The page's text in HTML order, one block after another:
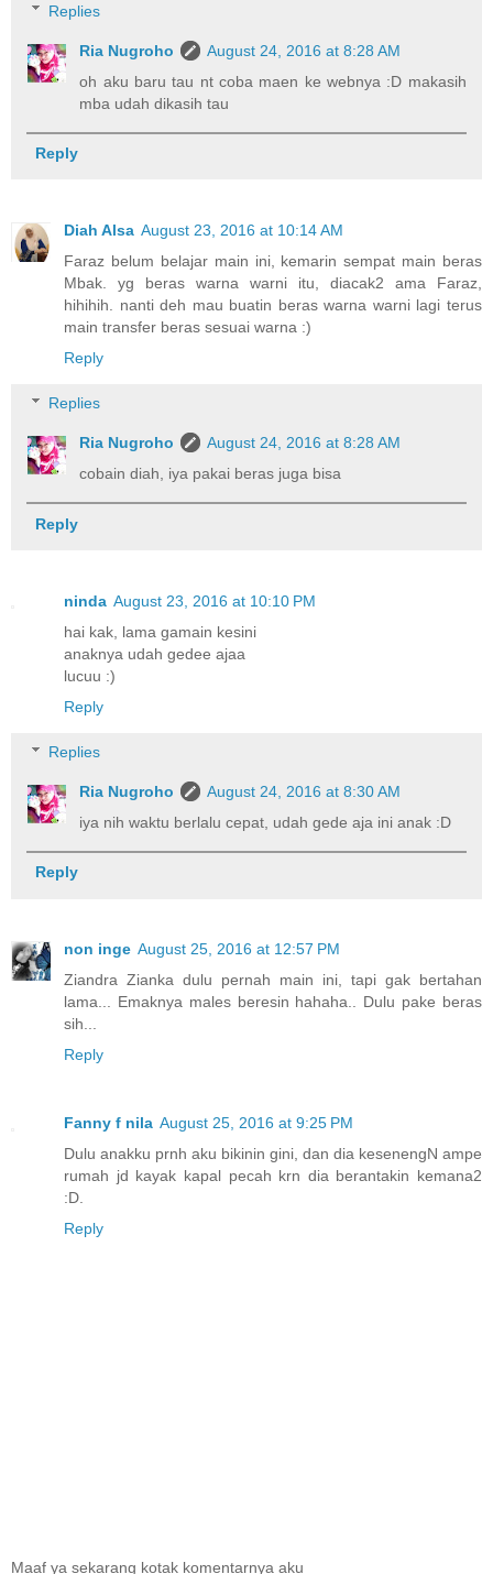
Replies
Ria Nugroho
August 24, 2016 at 8:28 AM
oh aku baru tau nt coba maen ke webnya :D makasih
mba udah dikasih tau
Reply
Diah Alsa August 23, 2016 at 10:14 AM
Faraz belum belajar main ini, kemarin sempat main beras
Mbak. yg beras warna warni itu, diacak2 ama Faraz,
hihihih. nanti deh mau buatin beras warna warni lagi terus
main transfer beras sesuai warna :)
Reply
Replies
Ria Nugroho
August 24, 2016 at 8:28 AM
cobain diah, iya pakai beras juga bisa
Reply
ninda August 23, 2016 at 10:10 PM
hai kak, lama gamain kesini
anaknya udah gedee ajaa
lucuu :)
Reply
Replies
Ria Nugroho
August 24, 2016 at 8:30 AM
iya nih waktu berlalu cepat, udah gede aja ini anak :D
Reply
non inge August 25, 2016 at 12:57 PM
Ziandra Zianka dulu pernah main ini, tapi gak bertahan
lama... Emaknya males beresin hahaha.. Dulu pake beras
sih...
Reply
Fanny f nila August 25, 2016 at 9:25 PM
Dulu anakku prnh aku bikinin gini, dan dia kesenengN ampe
rumah jd kayak kapal pecah krn dia berantakin kemana2
:D.
Reply
Maaf ya sekarang kotak komentarnya aku